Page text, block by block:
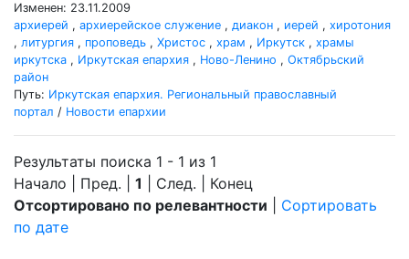
Изменен: 23.11.2009
архиерей , архиерейское служение , диакон , иерей , хиротония
, литургия , проповедь , Христос , храм , Иркутск , храмы
иркутска , Иркутская епархия , Ново-Ленино , Октябрьский
район
Путь: Иркутская епархия. Региональный православный
портал / Новости епархии
Результаты поиска 1 - 1 из 1
Начало | Пред. | 1 | След. | Конец
Отсортировано по релевантности
Сортировать
по дате